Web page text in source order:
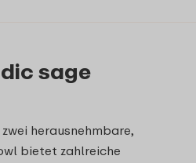
sage
herausnehmbare,
bietet zahlreiche